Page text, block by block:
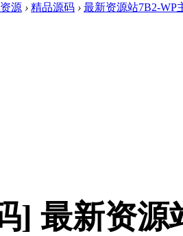
源 › 精品源码 › 最新资源站7B2-WP
] 最新资源